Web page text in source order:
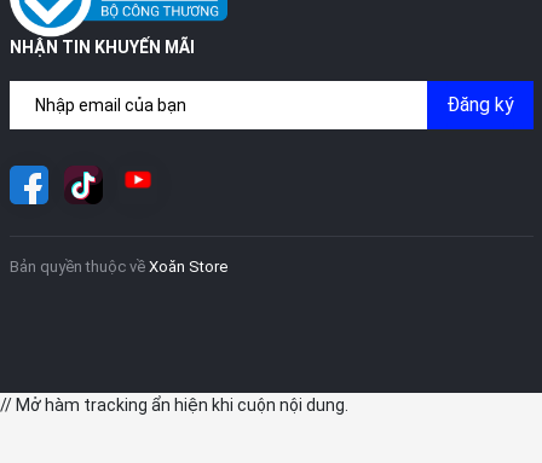
NHẬN TIN KHUYẾN MÃI
Đăng ký
Bản quyền thuộc về Xoăn Store
// Mở hàm tracking ẩn hiện khi cuộn nội dung.